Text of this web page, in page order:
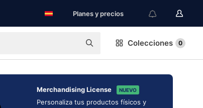
Planes y precios
Colecciones 0
Merchandising License NUEVO
Personaliza tus productos físicos y